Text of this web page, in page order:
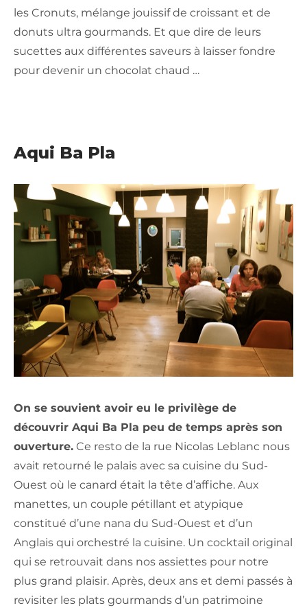
les Cronuts, mélange jouissif de croissant et de
donuts ultra gourmands. Et que dire de leurs
sucettes aux différentes saveurs à laisser fondre
pour devenir un chocolat chaud …
Aqui Ba Pla
On se souvient avoir eu le privilège de
découvrir Aqui Ba Pla peu de temps après son
ouverture. Ce resto de la rue Nicolas Leblanc nous
avait retourné le palais avec sa cuisine du Sud-
Ouest où le canard était la tête d’affiche. Aux
manettes, un couple pétillant et atypique
constitué d’une nana du Sud-Ouest et d’un
Anglais qui orchestré la cuisine. Un cocktail original
qui se retrouvait dans nos assiettes pour notre
plus grand plaisir. Après, deux ans et demi passés à
revisiter les plats gourmands d’un patrimoine